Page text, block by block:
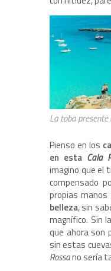
La toba presente
Pienso en los
en esta Cala
imagino que el
compensado
propias manos
belleza, sin
magnífico. Sin
que ahora son
sin estas
Rossano sería